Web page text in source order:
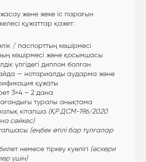
және жеке іс парағын
құжаттар қажет:
/ паспорттың көшірмесі
көшірмесі және қосымшасы
үлгідегі диплом болған
— нотариалды аударма және
құжаты
3×4 – 2 дана
туралы анықтама
кітапша (ҚР ДСМ-196/2020
сәйкес)
(еңбек өтілі бар тұлғалар
немесе тіркеу куәлігі (әскери
үшін)